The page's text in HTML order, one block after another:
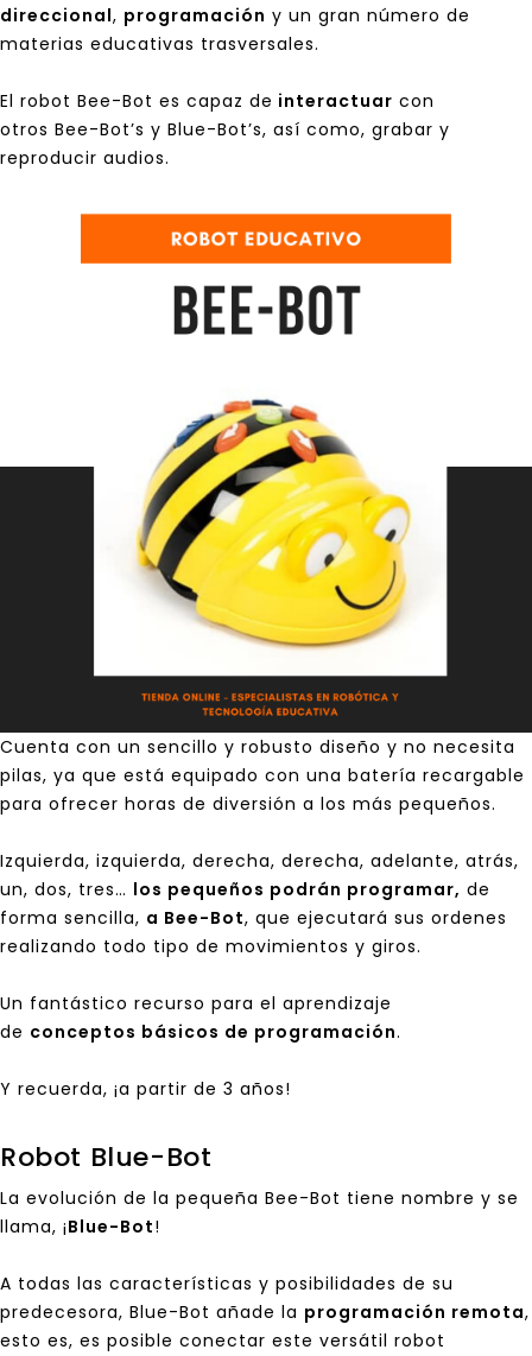
direccional, programación y un gran número de
materias educativas trasversales.
El robot Bee-Bot es capaz de interactuar con
otros Bee-Bot’s y Blue-Bot’s, así como, grabar y
reproducir audios.
Cuenta con un sencillo y robusto diseño y no necesita
pilas, ya que está equipado con una batería recargable
para ofrecer horas de diversión a los más pequeños.
Izquierda, izquierda, derecha, derecha, adelante, atrás,
un, dos, tres… los pequeños podrán programar, de
forma sencilla, a Bee-Bot, que ejecutará sus ordenes
realizando todo tipo de movimientos y giros.
Un fantástico recurso para el aprendizaje
de conceptos básicos de programación.
Y recuerda, ¡a partir de 3 años!
Robot Blue-Bot
La evolución de la pequeña Bee-Bot tiene nombre y se
llama, ¡Blue-Bot!
A todas las características y posibilidades de su
predecesora, Blue-Bot añade la programación remota,
esto es, es posible conectar este versátil robot